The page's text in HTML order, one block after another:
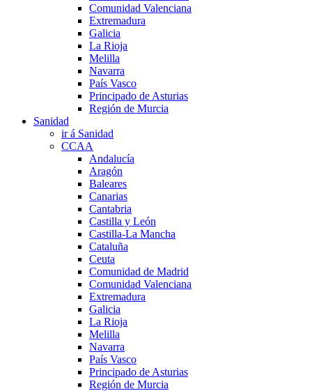
Comunidad Valenciana
Extremadura
Galicia
La Rioja
Melilla
Navarra
País Vasco
Principado de Asturias
Región de Murcia
Sanidad
ir á Sanidad
CCAA
Andalucía
Aragón
Baleares
Canarias
Cantabria
Castilla y León
Castilla-La Mancha
Cataluña
Ceuta
Comunidad de Madrid
Comunidad Valenciana
Extremadura
Galicia
La Rioja
Melilla
Navarra
País Vasco
Principado de Asturias
Región de Murcia